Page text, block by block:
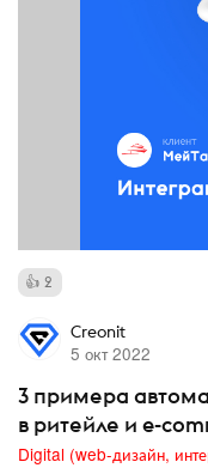
2
Creonit
5 окт 2022
3 примера
в ритейле и e-